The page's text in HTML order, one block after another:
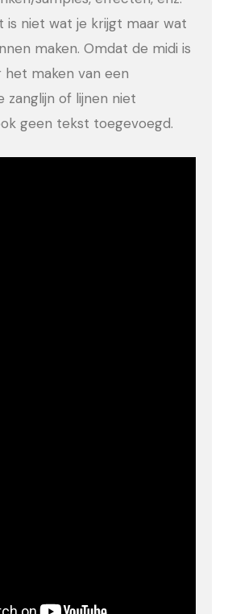
is niet wat je krijgt maar wat
maken. Omdat de midi is
maken van een
zanglijn of lijnen niet
geen tekst toegevoegd.